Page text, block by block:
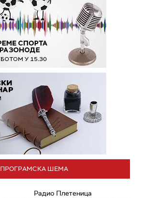
ПРОГРАМСКА ШЕМА
Радио Плетеница